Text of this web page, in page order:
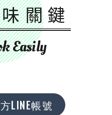
關鍵
Easily
LINE帳號